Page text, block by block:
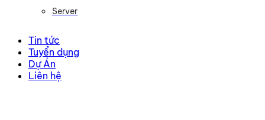
Server
Tin tức
Tuyển dụng
Dự Án
Liên hệ